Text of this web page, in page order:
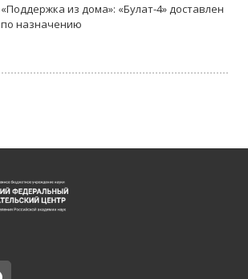
«Поддержка из дома»: «Булат-4» доставлен
по назначению